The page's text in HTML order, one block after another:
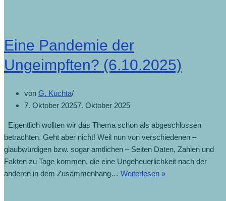
Eine Pandemie der
Ungeimpften? (6.10.2025)
von G. Kuchta
7. Oktober 20257. Oktober 2025
Eigentlich wollten wir das Thema schon als abgeschlossen
betrachten. Geht aber nicht! Weil nun von verschiedenen –
glaubwürdigen bzw. sogar amtlichen – Seiten Daten, Zahlen und
Fakten zu Tage kommen, die eine Ungeheuerlichkeit nach der
anderen in dem Zusammenhang… Weiterlesen »